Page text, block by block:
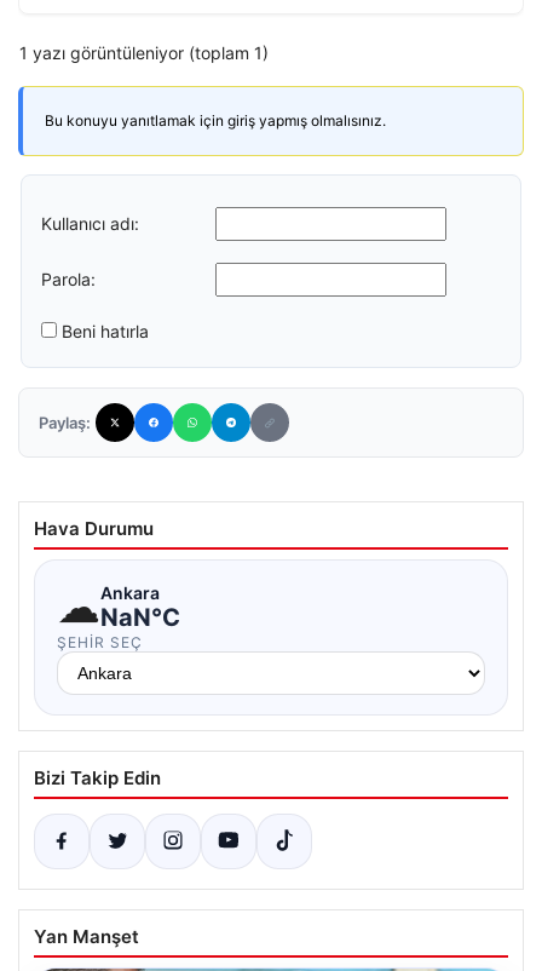
1 yazı görüntüleniyor (toplam 1)
Bu konuyu yanıtlamak için giriş yapmış olmalısınız.
Kullanıcı adı:
Parola:
Beni hatırla
Paylaş:
Hava Durumu
☁Ankara
NaN°C
ŞEHIR SEÇ
Bizi Takip Edin
Yan Manşet